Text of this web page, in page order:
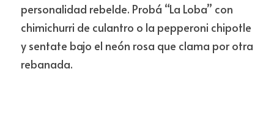
personalidad rebelde. Probá “La Loba” con
chimichurri de culantro o la pepperoni chipotle
y sentate bajo el neón rosa que clama por otra
rebanada.